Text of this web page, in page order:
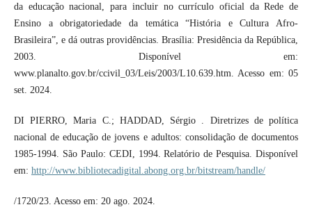
da educação nacional, para incluir no currículo oficial da Rede de
Ensino a obrigatoriedade da temática “História e Cultura Afro-
Brasileira”, e dá outras providências. Brasília: Presidência da República,
2003. Disponível em:
www.planalto.gov.br/ccivil_03/Leis/2003/L10.639.htm. Acesso em: 05
set. 2024.
DI PIERRO, Maria C.; HADDAD, Sérgio . Diretrizes de política
nacional de educação de jovens e adultos: consolidação de documentos
1985-1994. São Paulo: CEDI, 1994. Relatório de Pesquisa. Disponível
em: http://www.bibliotecadigital.abong.org.br/bitstream/handle/
/1720/23. Acesso em: 20 ago. 2024.